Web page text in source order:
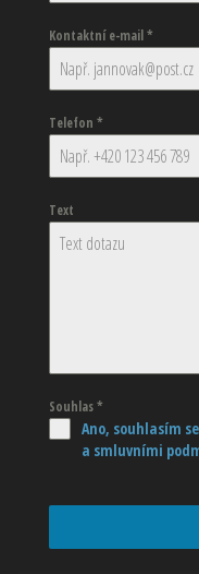
Kontaktní e-mail*
Telefon *
Text
Souhlas*
Ano, souhlasím
a smluvními